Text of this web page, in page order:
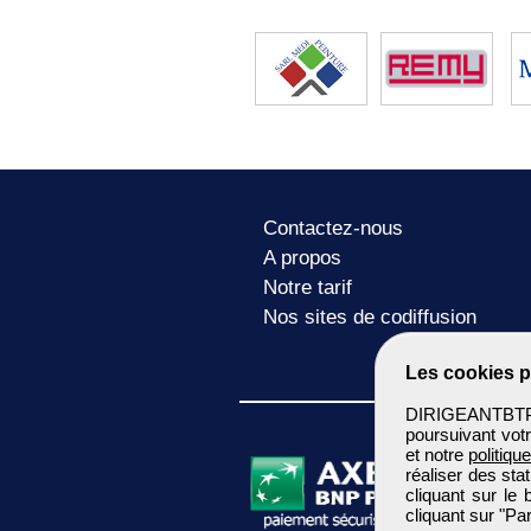
Les cookies
poursuivant
et notre
réaliser des
cliquant sur le
cliquant sur
Contactez-nous
A propos
Notre tarif
Nos sites de codiffusion